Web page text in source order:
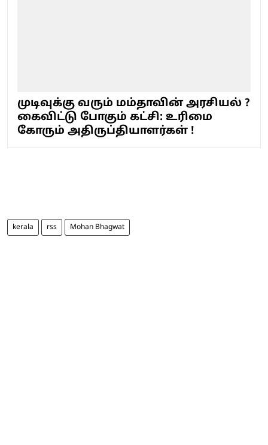
முடிவுக்கு வரும் மம்தாவின் அரசியல் ?
கைவிட்டு போகும் கட்சி: உரிமை
கோரும் அதிருப்தியாளர்கள் !
kerala rss Mohan Bhagwat